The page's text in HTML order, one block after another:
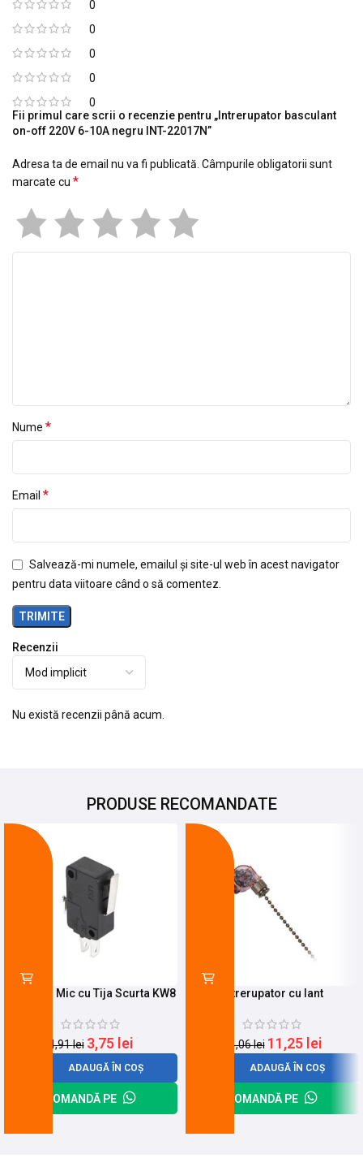
0
0
0
0
0
Recenzii
Nu există recenzii până acum.
Fii primul care scrii o recenzie pentru „Intrerupator basculant
on-off 220V 6-10A negru INT-22017N”
Adresa ta de email nu va fi publicată. Câmpurile obligatorii sunt
marcate cu *
Nume *
Email *
Salvează-mi numele, emailul și site-ul web în acest navigator
pentru data viitoare când o să comentez.
PRODUSE RECOMANDATE
Limitator Mic cu Tija Scurta KW8
4,91lei 3,75 lei
ADAUGĂ ÎN COȘ
COMANDĂ PE
Intrerupator cu lant
14,06lei 11,25 lei
ADAUGĂ ÎN COȘ
COMANDĂ PE